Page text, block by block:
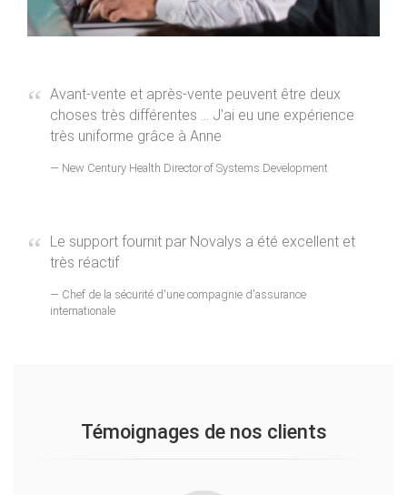
Avant-vente et après-vente peuvent être deux
choses très différentes ... J'ai eu une expérience
très uniforme grâce à Anne
New Century Health Director of Systems Development
Le support fournit par Novalys a été excellent et
très réactif
Chef de la sécurité d'une compagnie d'assurance
internationale
Témoignages de nos clients